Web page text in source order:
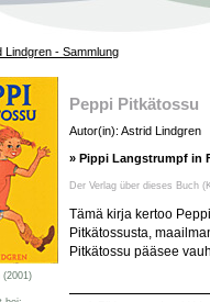
Lindgren - Sammlung
(2001)
Peppi Pitkätossu
Autor(in): Astrid Lindgren
» Pippi Langstrumpf in
Der Verlag über dieses Buch
Tämä kirja kertoo
Pitkätossusta,
Pitkätossu pääsee